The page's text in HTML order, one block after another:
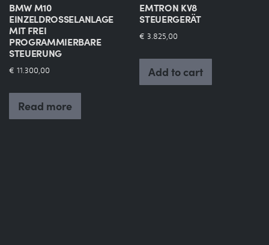
BMW M10
EINZELDROSSELANLAGE
MIT FREI
PROGRAMMIERBARE
STEUERUNG
€ 11.300,00
Read more
EMTRON KV8
STEUERGERÄT
€ 3.825,00
Add to cart